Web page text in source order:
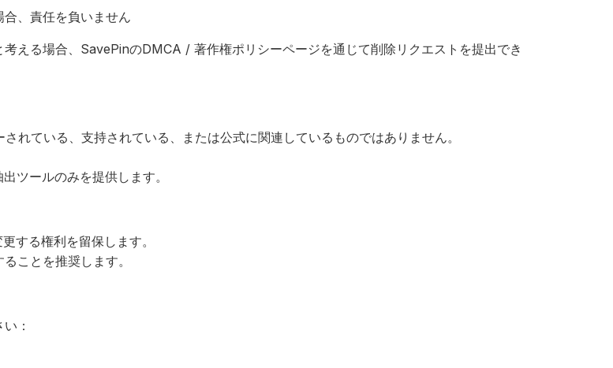
、責任を負いません
える場合、SavePinのDMCA / 著作権ポリシーページを通じて削除リクエストを提出でき
れている、支持されている、または公式に関連しているものではありません。
ツールのみを提供します。
する権利を留保します。
ことを推奨します。
：